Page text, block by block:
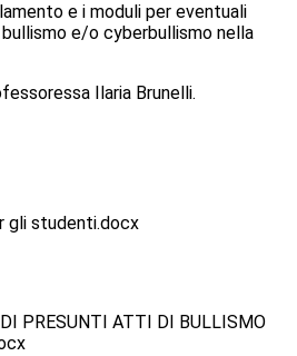
e i moduli per eventuali
e/o cyberbullismo nella
Ilaria Brunelli.
gli studenti.docx
PRESUNTI ATTI DI BULLISMO